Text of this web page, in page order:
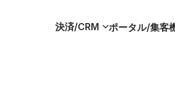
決済/CRM ポータル/集客